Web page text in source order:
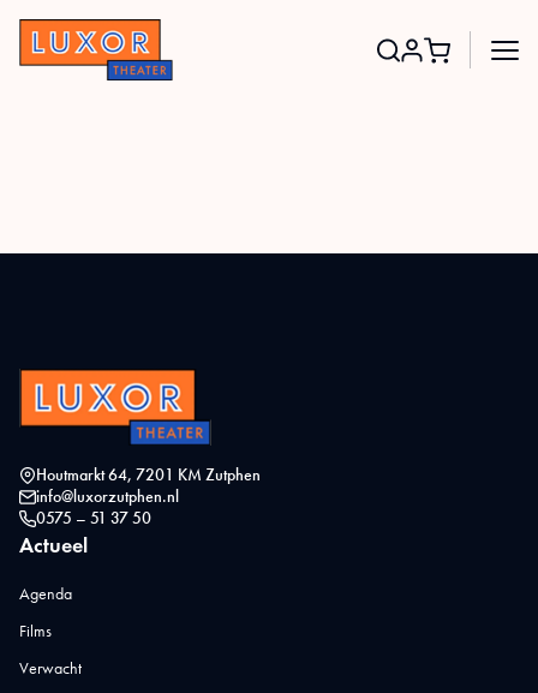
Houtmarkt 64, 7201 KM Zutphen
info@luxorzutphen.nl
0575 – 51 37 50
Actueel
Agenda
Films
Verwacht